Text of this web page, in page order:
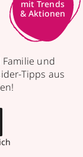
Familie und
Tipps aus